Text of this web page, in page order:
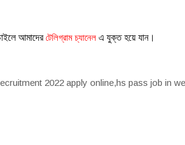
আমাদেরটেলিগ্রাম চ্যানেল এ যুক্ত হয়ে যান।
2022 apply online,hs pass job in